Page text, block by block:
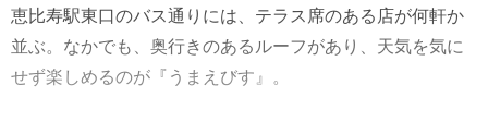
恵比寿駅東口のバス通りには、テラス席のある店が何軒か
並ぶ。なかでも、奥行きのあるルーフがあり、天気を気に
せず楽しめるのが『うまえびす』。